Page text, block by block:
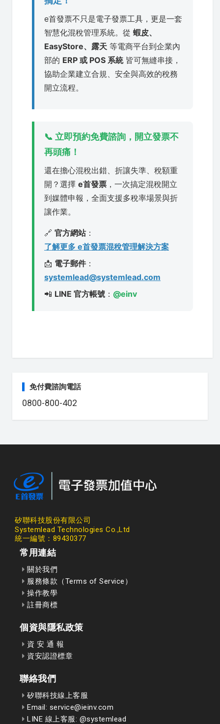
e首發票不只是電子發票工具，更是一套
智慧化混稅管理系統。從 蝦皮、
EasyStore、露天 等電商平台到企業內
部的 ERP 或 POS 系統皆可無縫串接，
協助企業建立合規、安全與高效的稅務
開立流程。
📞 立即預約免費諮詢，開立發票不
再頭痛！
還在擔心混稅出錯、折讓失準、稅額重
開？選擇 e首發票 ，一次搞定混稅開立
到媒體申報，全面支援多稅率場景與折
讓作業。
🔗 官方網站：
了解更多 e首發票混稅管理解決方案
📩 電子郵件：
systemlead@systemlead.com
📲 LINE 官方帳號 ： @einv
免付費諮詢電話
0800-800-402
矽聯科技股份有限公司
Systemlead Technologies Co.,Ltd
統一編號：89430377
常用連結
關於我們
服務條款（Terms of Service）
操作教學
註冊商標
個資與隱私政策
資 安 通 報
資安認證標章
聯絡我們
矽聯科技線上客服
Email: service@ieinv.com
LINE 線上客服: @systemlead